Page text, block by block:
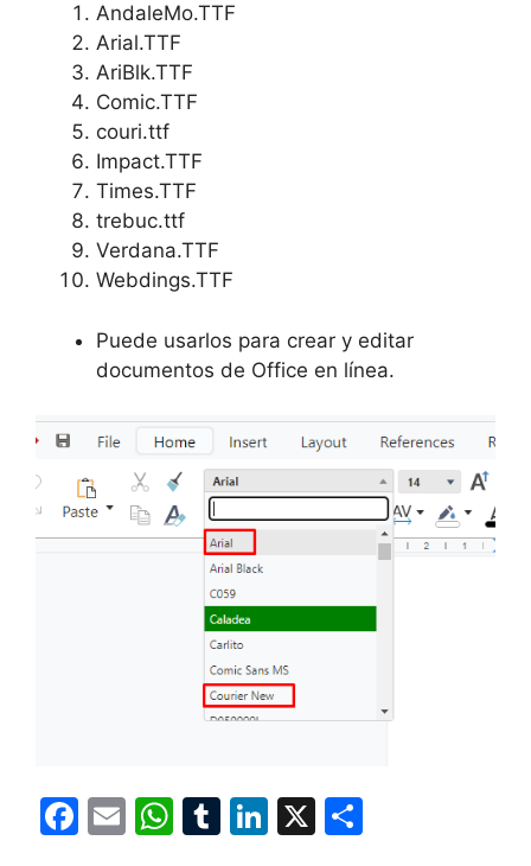
AndaleMo.TTF
Arial.TTF
AriBlk.TTF
Comic.TTF
couri.ttf
Impact.TTF
Times.TTF
trebuc.ttf
Verdana.TTF
Webdings.TTF
Puede usarlos para crear y editar
documentos de Office en línea.
F
E
W T
Li X